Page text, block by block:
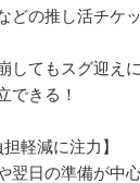
の推し活チケ
してもスグ迎え
できる！
軽減に注力】
翌日の準備が中